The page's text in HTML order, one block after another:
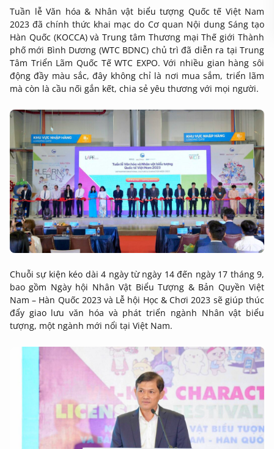
Tuần lễ Văn hóa & Nhân vật biểu tượng Quốc tế Việt Nam
2023 đã chính thức khai mạc do Cơ quan Nội dung Sáng tạo
Hàn Quốc (KOCCA) và Trung tâm Thương mại Thế giới Thành
phố mới Bình Dương (WTC BDNC) chủ trì đã diễn ra tại Trung
Tâm Triển Lãm Quốc Tế WTC EXPO. Với nhiều gian hàng sôi
động đầy màu sắc, đây không chỉ là nơi mua sắm, triển lãm
mà còn là cầu nối gắn kết, chia sẻ yêu thương với mọi người.
Chuỗi sự kiện kéo dài 4 ngày từ ngày 14 đến ngày 17 tháng 9,
bao gồm Ngày hội Nhân Vật Biểu Tượng & Bản Quyền Việt
Nam – Hàn Quốc 2023 và Lễ hội Học & Chơi 2023 sẽ giúp thúc
đẩy giao lưu văn hóa và phát triển ngành Nhân vật biểu
tượng, một ngành mới nổi tại Việt Nam.